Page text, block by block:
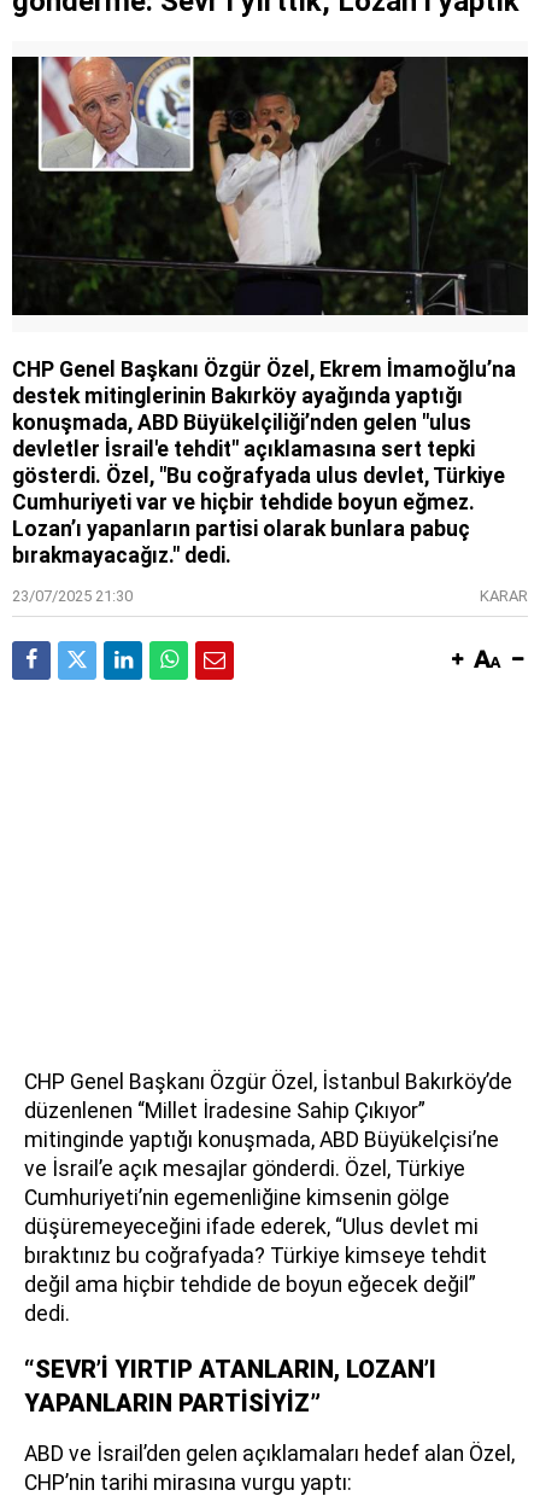
CHP Genel Başkanı Özgür Özel, Ekrem İmamoğlu’na
destek mitinglerinin Bakırköy ayağında yaptığı
konuşmada, ABD Büyükelçiliği’nden gelen "ulus
devletler İsrail'e tehdit" açıklamasına sert tepki
gösterdi. Özel, "Bu coğrafyada ulus devlet, Türkiye
Cumhuriyeti var ve hiçbir tehdide boyun eğmez.
Lozan’ı yapanların partisi olarak bunlara pabuç
bırakmayacağız." dedi.
23/07/2025 21:30 KARAR
CHP Genel Başkanı Özgür Özel, İstanbul Bakırköy’de
düzenlenen “Millet İradesine Sahip Çıkıyor”
mitinginde yaptığı konuşmada, ABD Büyükelçisi’ne
ve İsrail’e açık mesajlar gönderdi. Özel, Türkiye
Cumhuriyeti’nin egemenliğine kimsenin gölge
düşüremeyeceğini ifade ederek, “Ulus devlet mi
bıraktınız bu coğrafyada? Türkiye kimseye tehdit
değil ama hiçbir tehdide de boyun eğecek değil”
dedi.
“SEVR’İ YIRTIP ATANLARIN, LOZAN’I
YAPANLARIN PARTİSİYİZ”
ABD ve İsrail’den gelen açıklamaları hedef alan Özel,
CHP’nin tarihi mirasına vurgu yaptı: